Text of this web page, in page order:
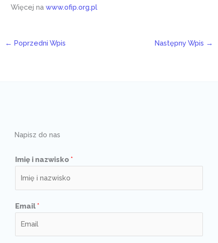
Więcej nawww.ofip.org.pl
← Poprzedni Wpis Następny Wpis →
Napisz do nas
Imię i nazwisko *
Email *